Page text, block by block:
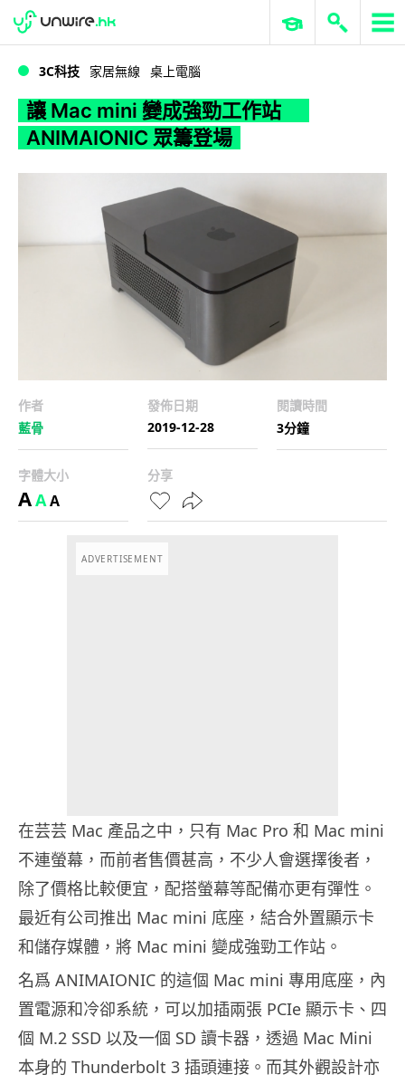
WWDC 2026 ERP 與商業 AI
3C科技 家居無線 桌上電腦
讓 Mac mini 變成強勁工作站
ANIMAIONIC 眾籌登場
作者
藍骨
發佈日期
2019-12-28
閱讀時間
3分鐘
字體大小
AAA
分享
ADVERTISEMENT
在芸芸 Mac 產品之中，只有 Mac Pro 和 Mac mini
不連螢幕，而前者售價甚高，不少人會選擇後者，
除了價格比較便宜，配搭螢幕等配備亦更有彈性。
最近有公司推出 Mac mini 底座，結合外置顯示卡
和儲存媒體，將 Mac mini 變成強勁工作站。
名爲 ANIMAIONIC 的這個 Mac mini 專用底座，內
置電源和冷卻系統，可以加插兩張 PCIe 顯示卡、四
個 M.2 SSD 以及一個 SD 讀卡器，透過 Mac Mini
本身的 Thunderbolt 3 插頭連接。而其外觀設計亦